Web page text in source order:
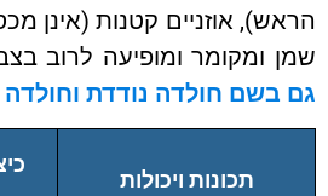
אוזניים קטנות (אינן מכסות
ומקומר ומופיעה לרוב בצבע
בשם חולדה נודדת וחולדה
תכונות ויכולות
כיצד